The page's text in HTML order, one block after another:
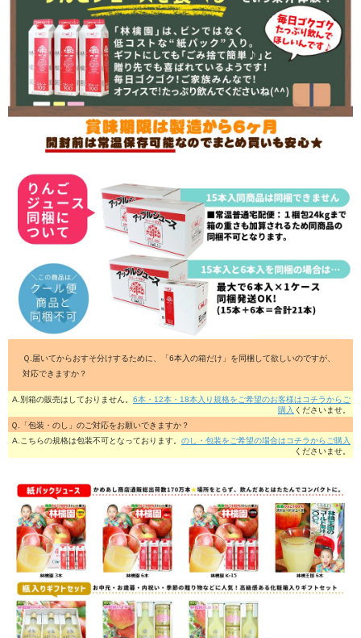
Ｑ.届いてからおすそ分けするために、「6本入の箱だけ」を同梱して欲しいのですが、
対応できますか？
A.別箱の販売はしておりません。 6本・12本・18本入り規格をご希望のお客様はコチラからご
購入 くださいませ。
Ｑ.「包装・のし」のご対応をお願いできますか？
A.こちらの規格は包装不可となっております。 のし・包装をご希望の場合はコチラからご購入
くださいませ。